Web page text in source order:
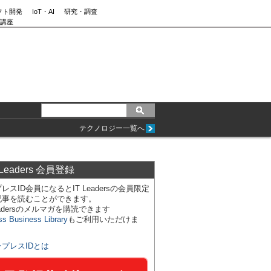
ト開発 IoT・AI
研究・調査
座
テクノロジー一覧へ
会員登録
スID会員になるとIT Leadersの会員限定
を読むことができます。
のメルマガを購読できます
Business Libraryもご利用いただけま
プレスIDとは